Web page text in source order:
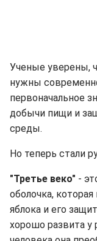
Ученые уверены,
нужны
первоначальное
добычи пищи и
среды.
Но теперь стали
"Третье веко" -
оболочка,
яблока и его
хорошо развита у